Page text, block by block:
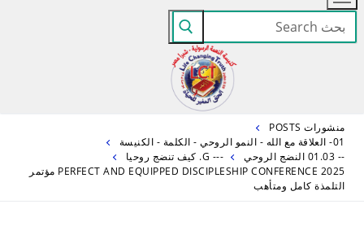
البحث
عن:
منشورات POSTS
01- العلاقة مع الله - النمو الروحي - الكلمة - الكنيسة
-- 01.03 النضج الروحي
--- G. كيف تنضج روحيا
PERFECT AND EQUIPPED DISCIPLESHIP CONFERENCE 2025 مؤتمر
التلمذة كامل ومتأهب